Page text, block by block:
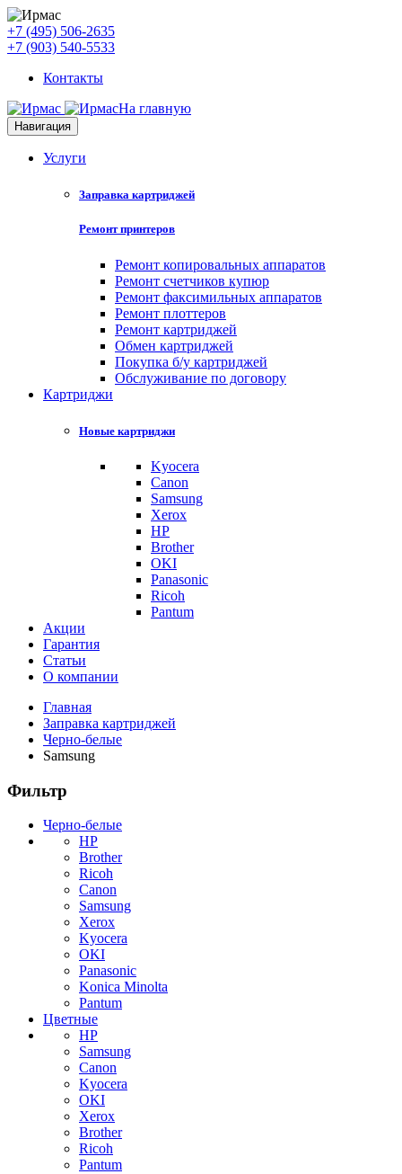
+7 (495) 506-2635
+7 (903) 540-5533
Контакты
На главную
Навигация
Услуги
Заправка картриджей
Ремонт принтеров
Ремонт копировальных аппаратов
Ремонт счетчиков купюр
Ремонт факсимильных аппаратов
Ремонт плоттеров
Ремонт картриджей
Обмен картриджей
Покупка б/у картриджей
Обслуживание по договору
Картриджи
Новые картриджи
Kyocera
Canon
Samsung
Xerox
HP
Brother
OKI
Panasonic
Ricoh
Pantum
Акции
Гарантия
Статьи
О компании
Главная
Заправка картриджей
Черно-белые
Samsung
Фильтр
Черно-белые
HP
Brother
Ricoh
Canon
Samsung
Xerox
Kyocera
OKI
Panasonic
Konica Minolta
Pantum
Цветные
HP
Samsung
Canon
Kyocera
OKI
Xerox
Brother
Ricoh
Pantum